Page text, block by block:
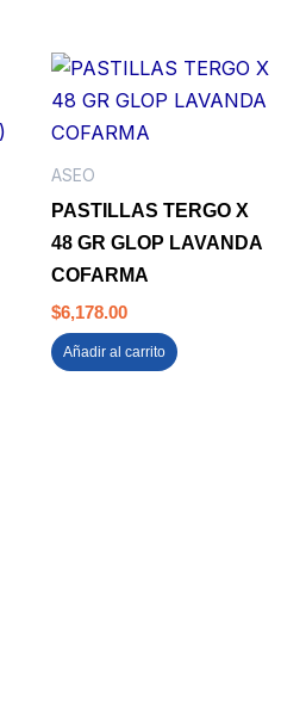
ASEO
PASTILLAS TERGO X
48 GR GLOP LAVANDA
COFARMA
$6,178.00
Añadir al carrito